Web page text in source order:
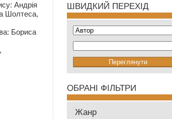
Андрія
Шолтеса,
Бориса
ШВИДКИЙ ПЕРЕХІД
ОБРАНІ ФІЛЬТРИ
Жанр